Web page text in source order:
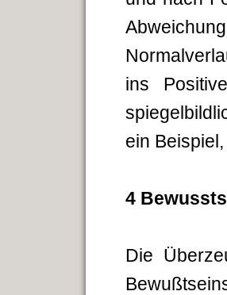
ins
ein
4
Die